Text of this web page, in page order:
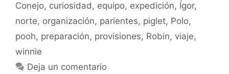
Conejo, curiosidad, equipo, expedición, Ígor,
norte, organización, parientes, piglet, Polo,
pooh, preparación, provisiones, Robin, viaje,
winnie
Deja un comentario